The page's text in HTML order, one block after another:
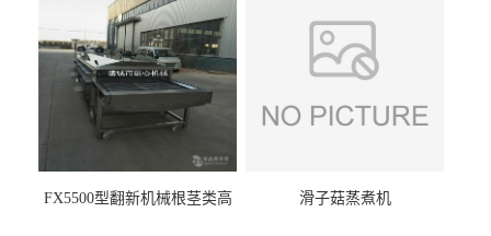
FX5500型翻新机械根茎类高
滑子菇蒸煮机